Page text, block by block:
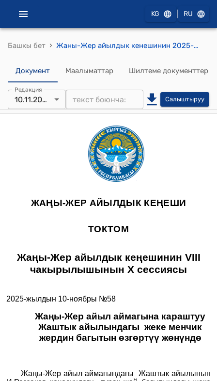
KG RU
Башкы бет › Жаны-Жер айылдык кенешинин 2025-жылдын 10-ноябрындагы №58 "Жаңы-Жер айыл аймагына караштуу Жаштык айылындагы жеке менчик жердин багытын өзгөртүү жөнүндө" токтому
Документ Маалыматтар Шилтеме документтер
Редакция
10.11.2025 Салыштыруу